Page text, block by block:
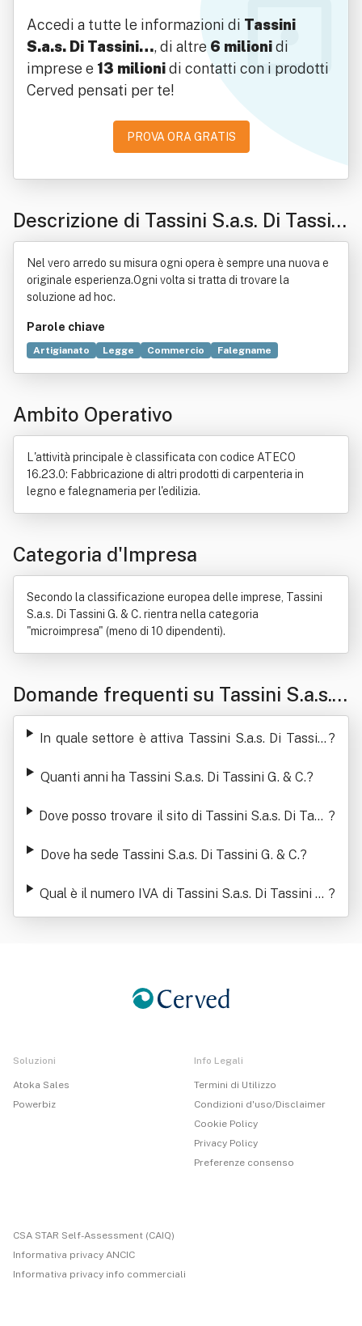
Accedi a tutte le informazioni di Tassini
S.a.s. Di Tassini…, di altre 6 milionidi
imprese e 13 milionidi contatti con i prodotti
Cerved pensati per te!
PROVA ORA GRATIS
Descrizione di Tassini S.a.s. Di Tassini
G. & C.
Nel vero arredo su misura ogni opera è sempre una nuova e
originale esperienza.Ogni volta si tratta di trovare la
soluzione ad hoc.
Parole chiave
Artigianato Legge Commercio
Falegname
Regola dell'arte
Carattere
Industria
Ambito Operativo
L'attività principale è classificata con codice ATECO
16.23.0: Fabbricazione di altri prodotti di carpenteria in
legno e falegnameria per l'edilizia.
Categoria d'Impresa
Secondo la classificazione europea delle imprese, Tassini
S.a.s. Di Tassini G. & C. rientra nella categoria
"microimpresa" (meno di 10 dipendenti).
Domande frequenti su Tassini S.a.s.
Di Tassini G. & C.
In quale settore è attiva Tassini S.a.s. Di Tassini ?
Quanti anni ha Tassini S.a.s. Di Tassini G. & C.?
Dove posso trovare il sito di Tassini S.a.s. Di Tass ?
Dove ha sede Tassini S.a.s. Di Tassini G. & C.?
Qual è il numero IVA di Tassini S.a.s. Di Tassini G.
& C.
?
Soluzioni
Atoka Sales
Powerbiz
Info Legali
Termini di Utilizzo
Condizioni d'uso/Disclaimer
Cookie Policy
Privacy Policy
Preferenze consenso
CSA STAR Self-Assessment (CAIQ)
Informativa privacy ANCIC
Informativa privacy info commerciali